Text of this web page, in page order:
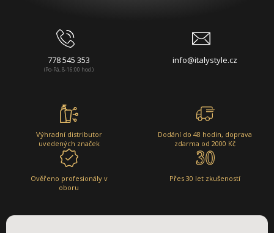
778 545 353
(Po-Pá, 8-16:00 hod.)
info@italystyle.cz
Výhradní distributor
uvedených značek
Dodání do 48 hodin, doprava
zdarma od 2000 Kč
Ověřeno profesionály v
oboru
Přes 30 let zkušeností